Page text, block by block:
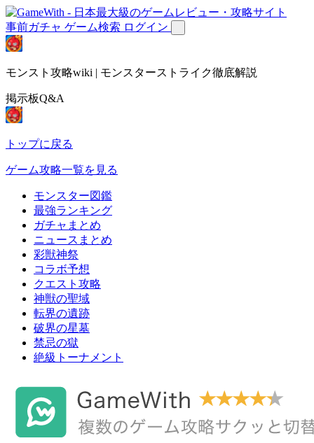
事前ガチャ ゲーム検索 ログイン
モンスト攻略wiki | モンスターストライク徹底解説
掲示板Q&A
トップに戻る
ゲーム攻略一覧を見る
モンスター図鑑
最強ランキング
ガチャまとめ
ニュースまとめ
彩獣神祭
コラボ予想
クエスト攻略
神獣の聖域
転界の遺跡
破界の星墓
禁忌の獄
絶級トーナメント